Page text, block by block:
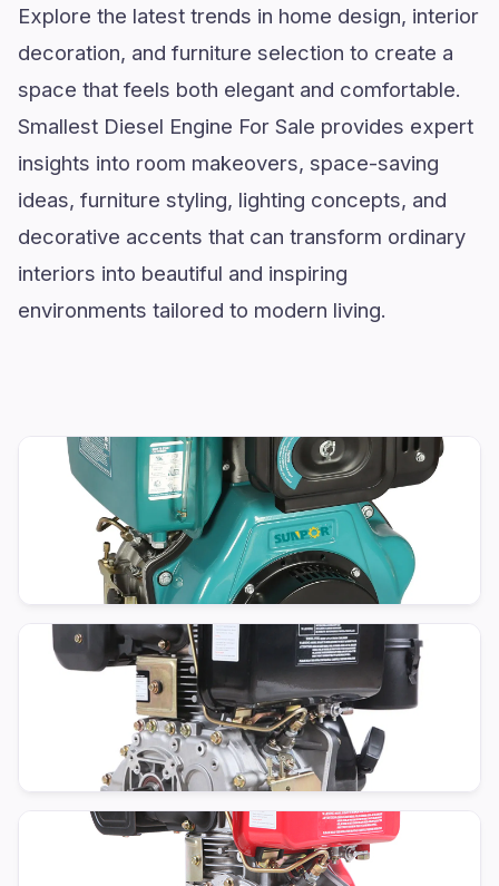
Explore the latest trends in home design, interior
decoration, and furniture selection to create a
space that feels both elegant and comfortable.
Smallest Diesel Engine For Sale provides expert
insights into room makeovers, space-saving
ideas, furniture styling, lighting concepts, and
decorative accents that can transform ordinary
interiors into beautiful and inspiring
environments tailored to modern living.